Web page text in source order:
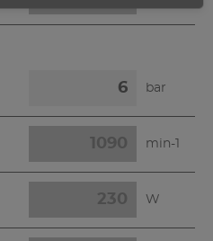
bar
min-1
W